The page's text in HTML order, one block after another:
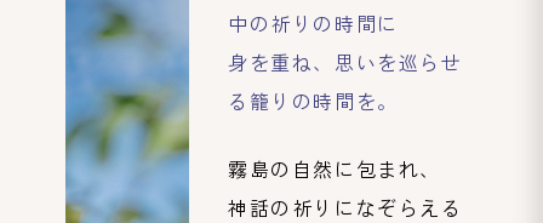
中の祈りの時間に
身を重ね、思いを巡らせ
る籠りの時間を。
霧島の自然に包まれ、
神話の祈りになぞらえる